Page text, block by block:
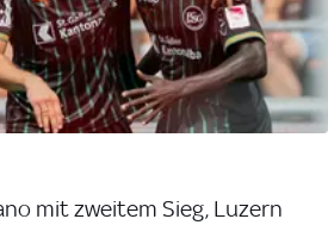
mit zweitem Sieg, Luzern